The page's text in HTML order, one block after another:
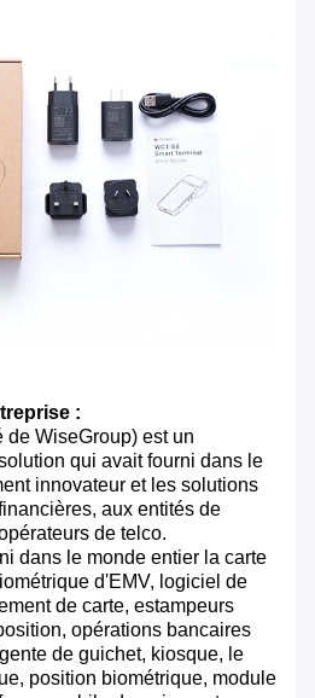
:
WiseGroup) est un
qui avait fourni dans le
innovateur et les solutions
aux entités de
de telco.
dans le monde entier la carte
d'EMV, logiciel de
de carte, estampeurs
opérations bancaires
de guichet, kiosque, le
position biométrique, module